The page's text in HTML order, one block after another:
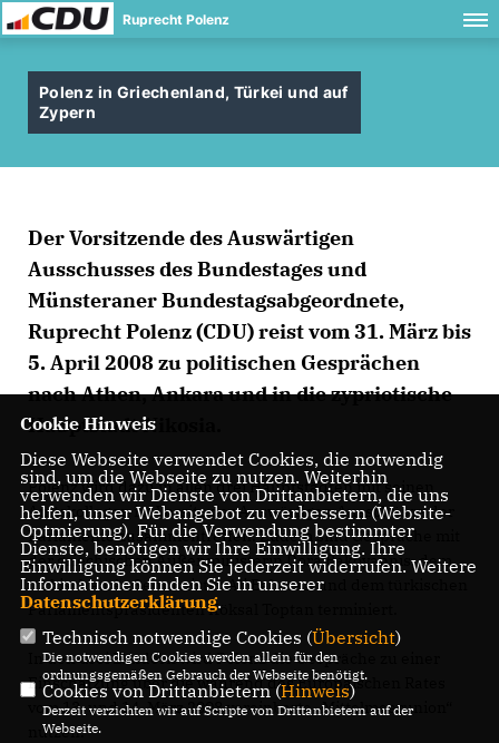
Ruprecht Polenz
Polenz in Griechenland, Türkei und auf
Zypern
Der Vorsitzende des Auswärtigen
Ausschusses des Bundestages und
Münsteraner Bundestagsabgeordnete,
Ruprecht Polenz (CDU) reist vom 31. März bis
5. April 2008 zu politischen Gesprächen
nach Athen, Ankara und in die zypriotische
Hauptstadt Nikosia.
Polenz wird dazu in allen drei Hauptstädten mit seinen
Amtskollegen im Vorsitz der Auswärtigen Ausschüsse der
Parlamente zusammentreffen. Zudem sind Gespräche mit
der griechischen Außenministerin Dora Bakoyannis, dem
türkischen Außenminister Ali Babacan und dem türkischen
Parlamentspräsidenten Köksal Toptan terminiert.
In den drei Ländern wird Polenz die Gespräche zu einer
Einschätzung über die während des Europäischen Rates
vom 13. und 14. März 2008 vereinbarte „Mittelmeerunion“
nutzen.
Cookie Hinweis
Diese Webseite verwendet Cookies, die notwendig
sind, um die Webseite zu nutzen. Weiterhin
verwenden wir Dienste von Drittanbietern, die uns
helfen, unser Webangebot zu verbessern (Website-
Optmierung). Für die Verwendung bestimmter
Dienste, benötigen wir Ihre Einwilligung. Ihre
Einwilligung können Sie jederzeit widerrufen. Weitere
Informationen finden Sie in unserer
Datenschutzerklärung.
Technisch notwendige Cookies (Übersicht)
Die notwendigen Cookies werden allein für den
ordnungsgemäßen Gebrauch der Webseite benötigt.
Cookies von Drittanbietern (Hinweis)
Derzeit verzichten wir auf Scripte von Drittanbietern auf der
Webseite.